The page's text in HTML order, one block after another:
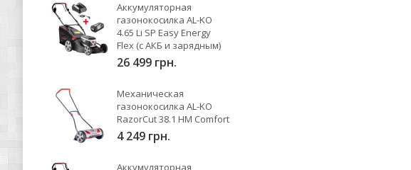
Аккумуляторная
газонокосилка AL-KO
4.65 Li SP Easy Energy
Flex (с АКБ и зарядным)
26 499 грн.
Механическая
газонокосилка AL-KO
RazorCut 38.1 HM Comfort
4 249 грн.
Аккумуляторная